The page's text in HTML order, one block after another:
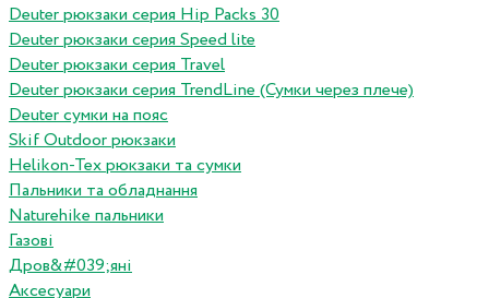
Deuter рюкзаки серия Hip Packs 30
Deuter рюкзаки серия Speed lite
Deuter рюкзаки серия Travel
Deuter рюкзаки серия TrendLine (Сумки через плече)
Deuter сумки на пояс
Skif Outdoor рюкзаки
Helikon-Tex рюкзаки та сумки
Пальники та обладнання
Naturehike пальники
Газові
Дров&#039;яні
Аксесуари